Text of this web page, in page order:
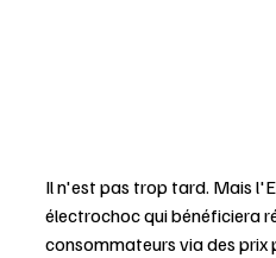
Il n'est pas trop tard. Mais
électrochoc qui bénéficiera
consommateurs via des prix